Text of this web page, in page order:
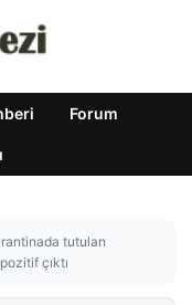
Forum
tutulan
çıktı